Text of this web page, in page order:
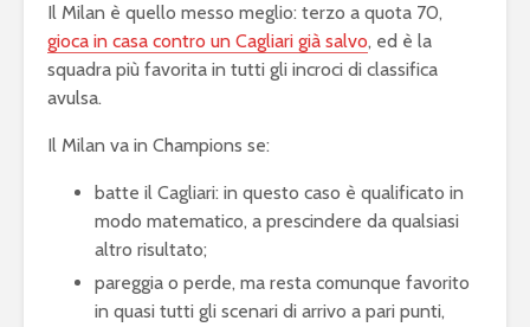
Il Milan è quello messo meglio: terzo a quota 70,
gioca in casa contro un Cagliari già salvo, ed è la
squadra più favorita in tutti gli incroci di classifica
avulsa.
Il Milan va in Champions se:
batte il Cagliari: in questo caso è qualificato in
modo matematico, a prescindere da qualsiasi
altro risultato;
pareggia o perde, ma resta comunque favorito
in quasi tutti gli scenari di arrivo a pari punti,